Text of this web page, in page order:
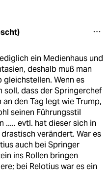
ein Medienhaus und
deshalb muß man
Wenn es
soll, dass der Springerchef
den Tag legt wie Trump,
seinen Führungsstil
..... evtl. hat dieser sich in
verändert. War es
auch bei Springer
ins Rollen bringen
bei Relotius war es ein